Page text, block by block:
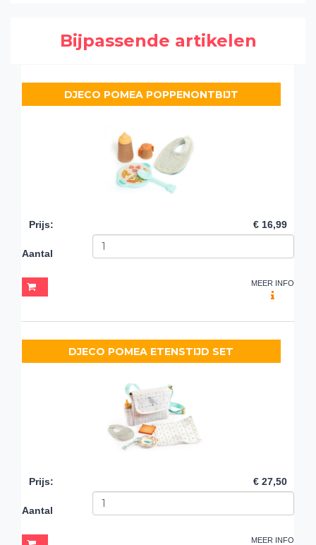
Bijpassende artikelen
DJECO POMEA POPPENONTBIJT
Prijs: € 16,99
Aantal
MEER INFO
DJECO POMEA ETENSTIJD SET
Prijs: € 27,50
Aantal
MEER INFO